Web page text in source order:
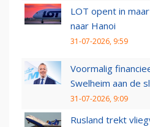
LOT opent in
naar Hanoi
31-07-2026, 9:59
Voormalig
Swelheim aan de
31-07-2026, 9:09
Rusland trekt